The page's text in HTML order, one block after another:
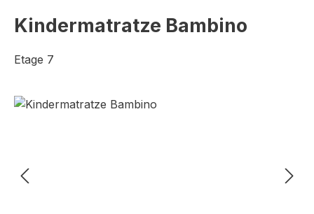
Kindermatratze Bambino
Etage 7
Bildergalerie überspringen